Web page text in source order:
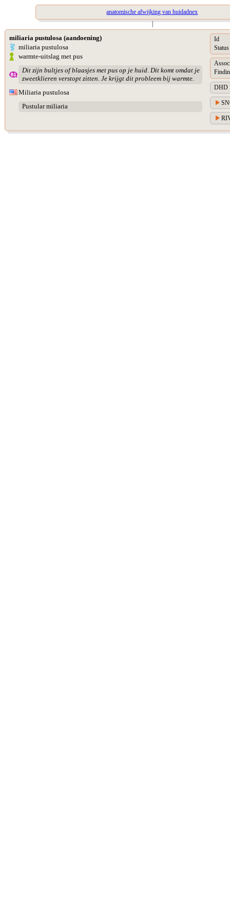
anatomische afwijking van huidadnex
|
miliaria pustulosa (aandoening)
miliaria pustulosa
warmte-uitslag met pus
Dit zijn bultjes of blaasjes met pus op je huid. Dit komt omdat je
zweetklieren verstopt zitten. Je krijgt dit probleem bij warmte.
Miliaria pustulosa
Pustular miliaria
Id
Status
DHD